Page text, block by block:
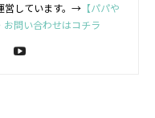
営しています。→【パパや
問い合わせはコチラ